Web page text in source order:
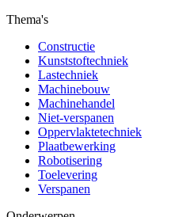
Thema's
Constructie
Kunststoftechniek
Lastechniek
Machinebouw
Machinehandel
Niet-verspanen
Oppervlaktetechniek
Plaatbewerking
Robotisering
Toelevering
Verspanen